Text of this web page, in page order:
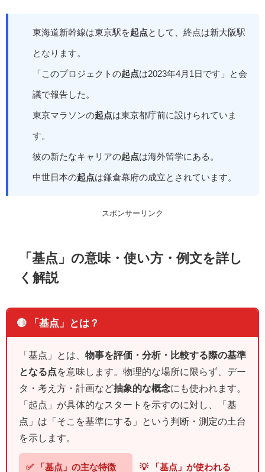
東海道新幹線は東京駅を起点 として、終点は新大阪駅
となります。
「このプロジェクトの起点は2023年4月1日です」と会
議で報告した。
東京マラソンの起点は東京都庁前に設けられていま
す。
彼の新たなキャリアの起点は海外留学にある。
中世日本の起点は鎌倉幕府の成立とされています。
スポンサーリンク
「基点」の意味・使い方・例文を詳し
く解説
🔴 「基点」とは？
「基点」とは、 物事を評価・分析・比較する際の基準
となる点を意味します。物理的な場所に限らず、デー
タ・考え方・計画など抽象的な概念にも使われます。
「起点」が具体的なスタートを示すのに対し、「基
点」は「そこを基準にする」という判断・測定の土台
を示します。
✅ 「基点」の主な特徴
💡 「基点」が使われる